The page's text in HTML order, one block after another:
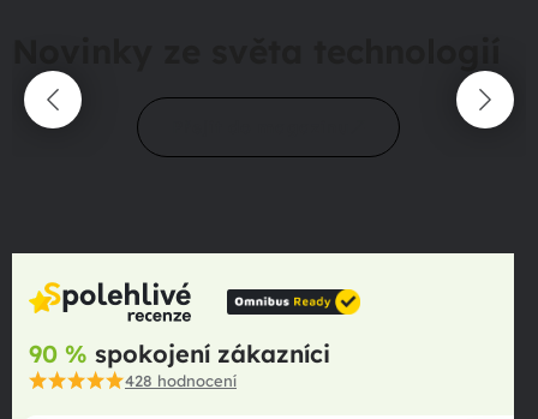
90 % spokojení zákazníci
428 hodnocení